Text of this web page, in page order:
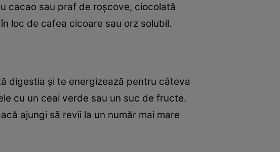
cacao sau praf de roşcove, ciocolată
loc de cafea cicoare sau orz solubil.
digestia şi te energizează pentru câteva
cu un ceai verde sau un suc de fructe.
ajungi să revii la un număr mai mare